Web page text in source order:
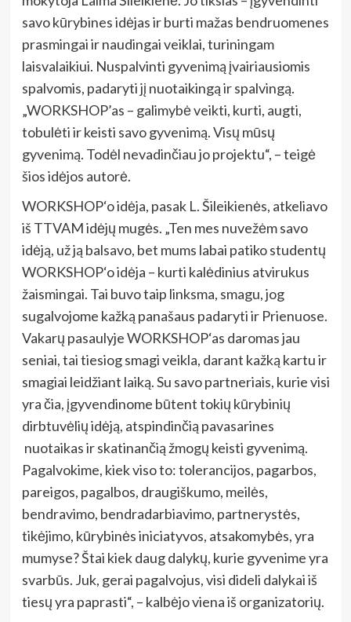
savo kūrybines idėjas ir burti mažas bendruomenes
prasmingai ir naudingai veiklai, turiningam
laisvalaikiui. Nuspalvinti gyvenimą įvairiausiomis
spalvomis, padaryti jį nuotaikingą ir spalvingą.
„WORKSHOP’as – galimybė veikti, kurti, augti,
tobulėti ir keisti savo gyvenimą. Visų mūsų
gyvenimą. Todėl nevadinčiau jo projektu“, – teigė
šios idėjos autorė.
WORKSHOP‘o idėja, pasak L. Šileikienės, atkeliavo
iš TTVAM idėjų mugės. „Ten mes nuvežėm savo
idėją, už ją balsavo, bet mums labai patiko studentų
WORKSHOP‘o idėja – kurti kalėdinius atvirukus
žaismingai. Tai buvo taip linksma, smagu, jog
sugalvojome kažką panašaus padaryti ir Prienuose.
Vakarų pasaulyje WORKSHOP‘as daromas jau
seniai, tai tiesiog smagi veikla, darant kažką kartu ir
smagiai leidžiant laiką. Su savo partneriais, kurie visi
yra čia, įgyvendinome būtent tokių kūrybinių
dirbtuvėlių idėją, atspindinčią pavasarines
nuotaikas ir skatinančią žmogų keisti gyvenimą.
Pagalvokime, kiek viso to: tolerancijos, pagarbos,
pareigos, pagalbos, draugiškumo, meilės,
bendravimo, bendradarbiavimo, partnerystės,
tikėjimo, kūrybinės iniciatyvos, atsakomybės, yra
mumyse? Štai kiek daug dalykų, kurie gyvenime yra
svarbūs. Juk, gerai pagalvojus, visi dideli dalykai iš
tiesų yra paprasti“, – kalbėjo viena iš organizatorių.